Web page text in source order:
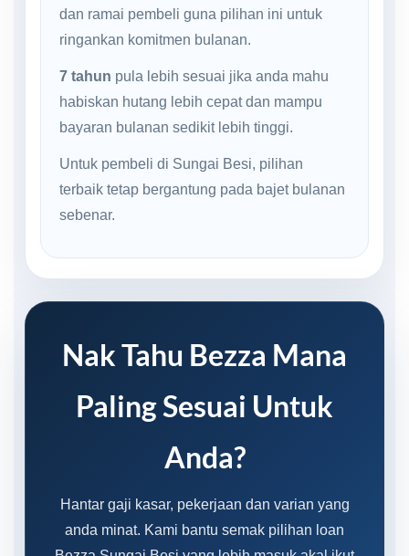
dan ramai pembeli guna pilihan ini untuk
ringankan komitmen bulanan.
7 tahun pula lebih sesuai jika anda mahu
habiskan hutang lebih cepat dan mampu
bayaran bulanan sedikit lebih tinggi.
Untuk pembeli di Sungai Besi, pilihan
terbaik tetap bergantung pada bajet bulanan
sebenar.
Nak Tahu Bezza Mana
Paling Sesuai Untuk
Anda?
Hantar gaji kasar, pekerjaan dan varian yang
anda minat. Kami bantu semak pilihan loan